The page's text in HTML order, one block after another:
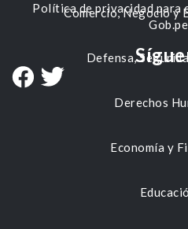
Comercio, Negocio y
Defensa,
Derechos
Economía y
Política de privacidad para
Gob.pe